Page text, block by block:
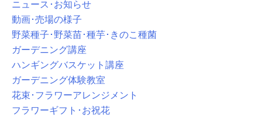
ニュース･お知らせ
動画･売場の様子
野菜種子･野菜苗･種芋･きのこ種菌
ガーデニング講座
ハンギングバスケット講座
ガーデニング体験教室
花束･フラワーアレンジメント
フラワーギフト･お祝花